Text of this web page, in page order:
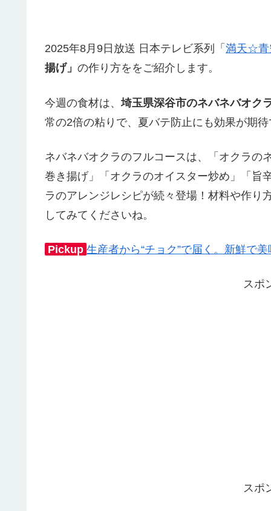
2025年8月9日放送 日本テレビ系列「 満天☆青
揚げ」 の作り方ををご紹介します。
今週の食材は、埼玉県深谷市のネバネバオク
常の2倍の粘りで、夏バテ防止にも効果が期
ネバネバオクラのフルコースは、「オクラの
巻き揚げ」「オクラのオイスター炒め」「旨
ラのアレンジレシピが続々登場！材料や作り
してみてくださいね。
Pickup 生産者から“チョク”で届く。新鮮で
スポ
スポ